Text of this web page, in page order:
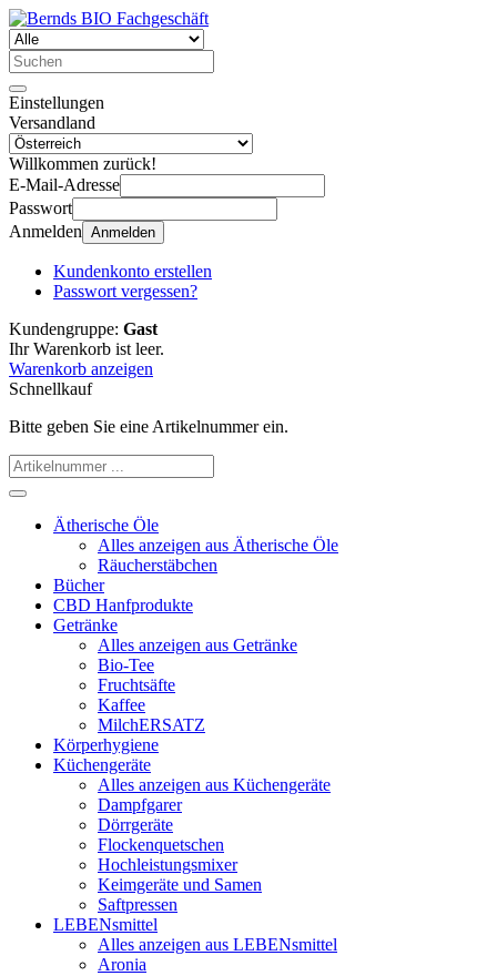
Einstellungen
Versandland
Willkommen zurück!
E-Mail-Adresse
Passwort
Anmelden Anmelden
Kundenkonto erstellen
Passwort vergessen?
Kundengruppe: Gast
Ihr Warenkorb ist leer.
Warenkorb anzeigen
Schnellkauf
Bitte geben Sie eine Artikelnummer ein.
Ätherische Öle
Alles anzeigen aus Ätherische Öle
Räucherstäbchen
Bücher
CBD Hanfprodukte
Getränke
Alles anzeigen aus Getränke
Bio-Tee
Fruchtsäfte
Kaffee
MilchERSATZ
Körperhygiene
Küchengeräte
Alles anzeigen aus Küchengeräte
Dampfgarer
Dörrgeräte
Flockenquetschen
Hochleistungsmixer
Keimgeräte und Samen
Saftpressen
LEBENsmittel
Alles anzeigen aus LEBENsmittel
Aronia